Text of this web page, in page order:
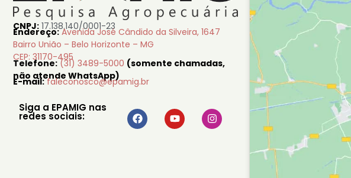
CNPJ: 17.138.140/0001-23
Endereço: Avenida José Cândido da Silveira, 1647
Bairro União – Belo Horizonte – MG
CEP: 31170-495
Telefone: (31) 3489-5000 (somente chamadas,
não atende WhatsApp)
E-mail: faleconosco@epamig.br
Siga a EPAMIG nas
redes sociais: